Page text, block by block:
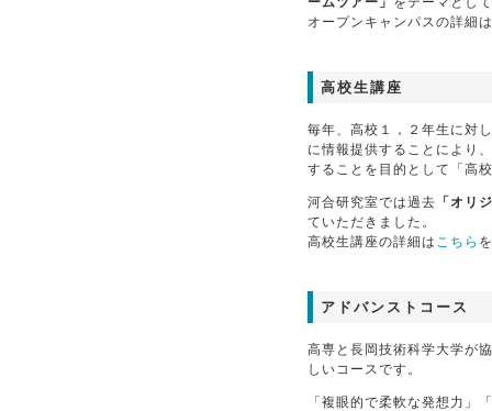
オープンキャンパスの詳細は
高校生講座
毎年、高校１，２年生に対
に情報提供することにより
することを目的として「高
河合研究室では過去 「オリ
ていただきました。
高校生講座の詳細は こちら
アドバンストコース
高専と長岡技術科学大学が
しいコースです。
「複眼的で柔軟な発想力」